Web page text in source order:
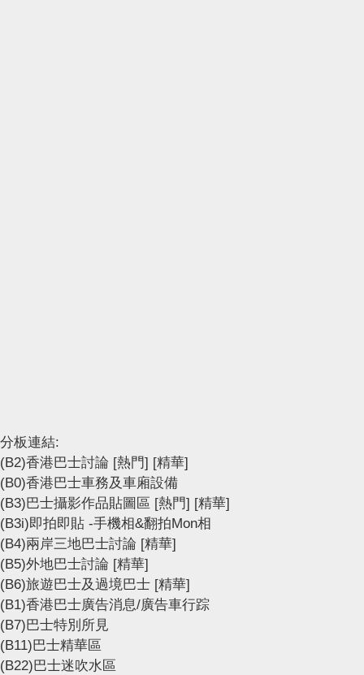
分板連結:
(B2)香港巴士討論 [熱門] [精華]
(B0)香港巴士車務及車廂設備
(B3)巴士攝影作品貼圖區 [熱門] [精華]
(B3i)即拍即貼 -手機相&翻拍Mon相
(B4)兩岸三地巴士討論 [精華]
(B5)外地巴士討論 [精華]
(B6)旅遊巴士及過境巴士 [精華]
(B1)香港巴士廣告消息/廣告車行踪
(B7)巴士特別所見
(B11)巴士精華區
(B22)巴士迷吹水區